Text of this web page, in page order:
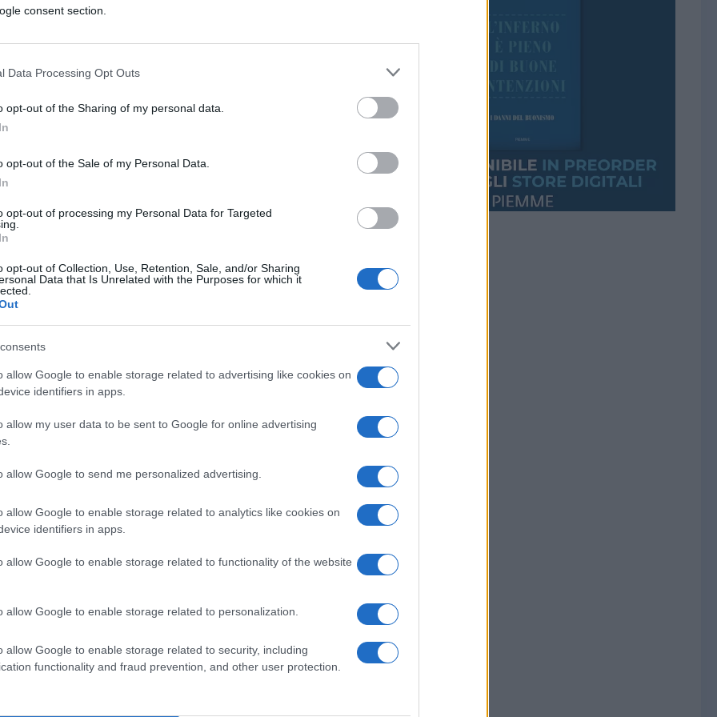
consent section.
Data Processing Opt Outs
opt-out of the Sharing of my personal data.
opt-out of the Sale of my Personal Data.
opt-out of processing my Personal Data for Targeted
opt-out of Collection, Use, Retention, Sale, and/or Sharing
Data that Is Unrelated with the Purposes for which it
allow Google to enable storage related to advertising like cookies on
identifiers in apps.
allow my user data to be sent to Google for online advertising
allow Google to send me personalized advertising.
allow Google to enable storage related to analytics like cookies on
identifiers in apps.
allow Google to enable storage related to functionality of the website
allow Google to enable storage related to personalization.
allow Google to enable storage related to security, including
functionality and fraud prevention, and other user protection.
Francia, Gran Bretagna e
un primo invio di farmaci ed
il sistemaInstex
nonostante le sanzioni Usa.
prova a riscrivere la storia della
mondo. Pechino sostiene che il virus è
cinese e accusa Washington di
Cina dai soldati che a ottobre hanno
afferma di non avere mezzi sufficienti
In entrambi i casi a dar loro man
antioccidentale, con i suoi militanti
accademie e nelle organizzazioni non
l’agenzia di stampaIran Front Page
dagli studenti universitari membri
dall’ayatollah Komeini nel 1979, l’anno
esponente dell’Organizzazione degli
le “dolorose condizioni” in cui versano le
Uniti, a causa del modo in cui il loro
preparato un carico di forniture
marzo, festa della Repubblica Islamica,
svizzera di Teheran,
funziona la sanità negli Usa, dei